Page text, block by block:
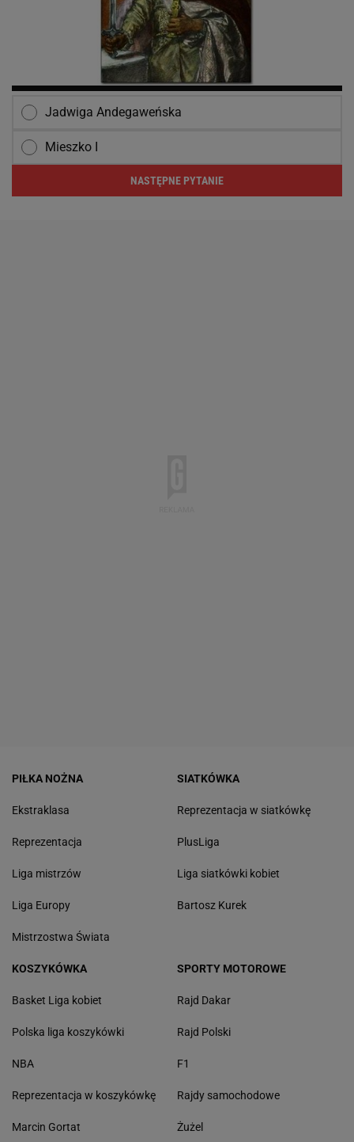
Jadwiga Andegaweńska
Mieszko I
NASTĘPNE PYTANIE
PIŁKA NOŻNA
Ekstraklasa
Reprezentacja
Liga mistrzów
Liga Europy
Mistrzostwa Świata
SIATKÓWKA
Reprezentacja w siatkówkę
PlusLiga
Liga siatkówki kobiet
Bartosz Kurek
KOSZYKÓWKA
Basket Liga kobiet
Polska liga koszykówki
NBA
Reprezentacja w koszykówkę
Marcin Gortat
SPORTY MOTOROWE
Rajd Dakar
Rajd Polski
F1
Rajdy samochodowe
Żużel